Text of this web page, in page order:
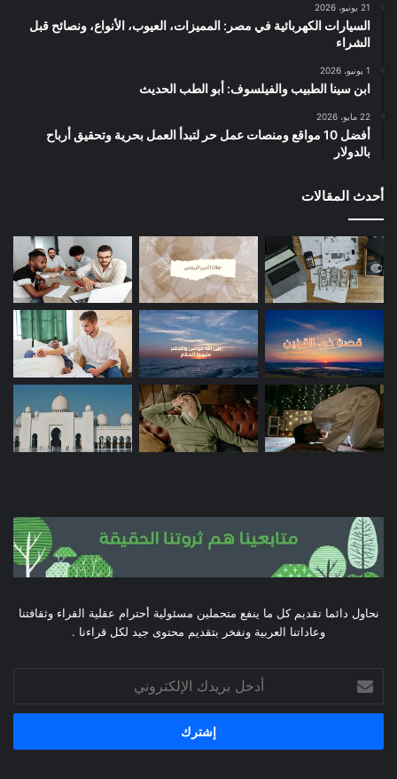
21 يونيو، 2026
السيارات الكهربائية في مصر: المميزات، العيوب، الأنواع، ونصائح قبل
الشراء
1 يونيو، 2026
ابن سينا الطبيب والفيلسوف: أبو الطب الحديث
22 مايو، 2026
أفضل 10 مواقع ومنصات عمل حر لتبدأ العمل بحرية وتحقيق أرباح
بالدولار
أحدث المقالات
نحاول دائما تقديم كل ما ينفع متحملين مسئولية أحترام عقلية القراء وثقافتنا
وعاداتنا العربية ونفخر بتقديم محتوى جيد لكل قراءنا .
بريدك
الإلكتروني